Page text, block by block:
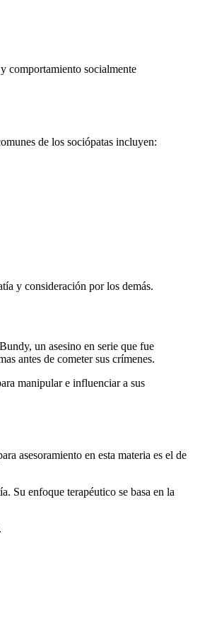
comportamiento socialmente
de los sociópatas incluyen:
y consideración por los demás.
un asesino en serie que fue
antes de cometer sus crímenes.
manipular e influenciar a sus
asesoramiento en esta materia es el de
Su enfoque terapéutico se basa en la